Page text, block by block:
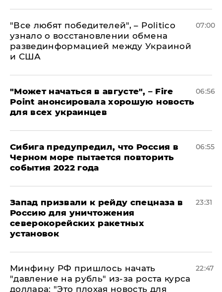
​"Все любят победителей", – Politico
узнало о восстановлении обмена
развединформацией между Украиной
и США
07:00
"Может начаться в августе", – Fire
Point анонсировала хорошую новость
для всех украинцев
06:56
Сибига предупредил, что Россия в
Черном море пытается повторить
события 2022 года
06:55
Запад призвали к рейду спецназа в
Россию для уничтожения
северокорейских ракетных
установок
23:31
Минфину РФ пришлось начать
"давление на рубль" из-за роста курса
доллара: "Это плохая новость для
22:47